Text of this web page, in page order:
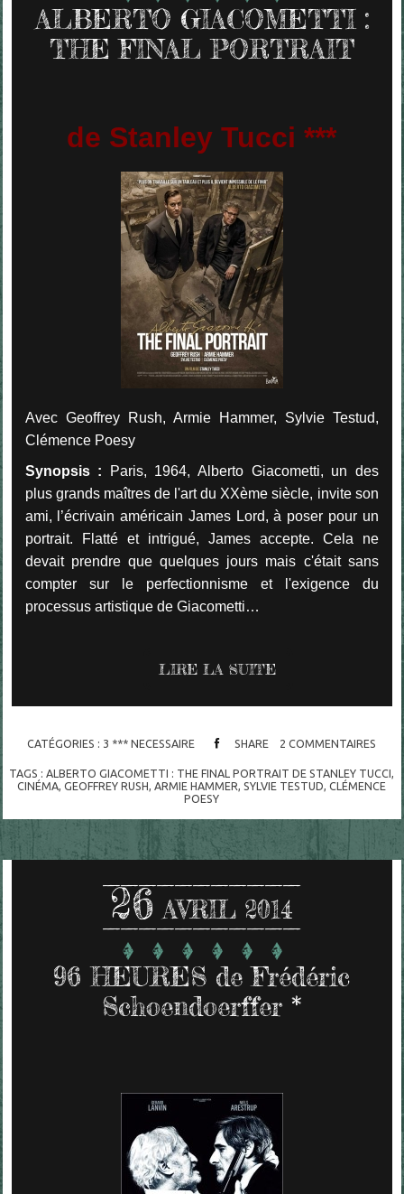
ALBERTO GIACOMETTI :
THE FINAL PORTRAIT
de Stanley Tucci ***
Avec Geoffrey Rush, Armie Hammer, Sylvie Testud,
Clémence Poesy
Synopsis : Paris, 1964, Alberto Giacometti, un des
plus grands maîtres de l'art du XXème siècle, invite son
ami, l’écrivain américain James Lord, à poser pour un
portrait. Flatté et intrigué, James accepte. Cela ne
devait prendre que quelques jours mais c'était sans
compter sur le perfectionnisme et l'exigence du
processus artistique de Giacometti…
LIRE LA SUITE
CATÉGORIES : 3 *** NECESSAIRE SHARE 2 COMMENTAIRES
TAGS :ALBERTO GIACOMETTI : THE FINAL PORTRAIT DE STANLEY TUCCI,
CINÉMA,GEOFFREY RUSH,ARMIE HAMMER,SYLVIE TESTUD,CLÉMENCE
POESY
26 AVRIL 2014
96 HEURES de Frédéric
Schoendoerffer *